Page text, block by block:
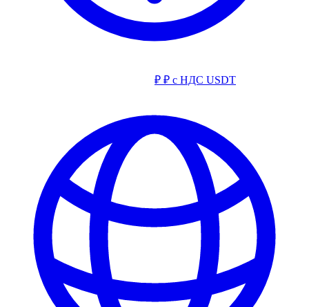
₽ ₽ с НДС USDT